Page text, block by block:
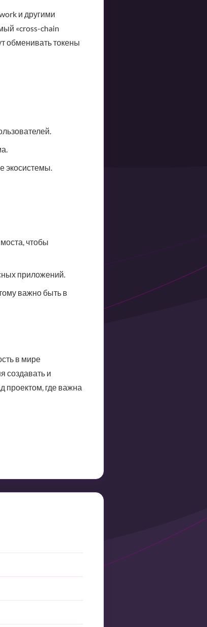
и другими
«cross-chain
обменивать токены
экосистемы.
чтобы
приложений.
важно быть в
в мире
создавать и
проектом, где важна